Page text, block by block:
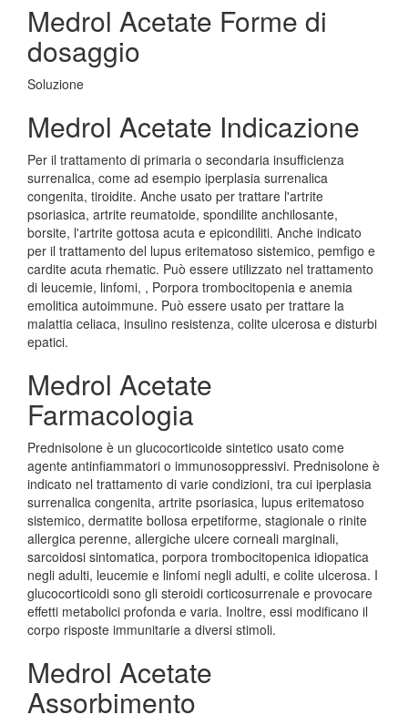
Medrol Acetate Forme di
dosaggio
Soluzione
Medrol Acetate Indicazione
Per il trattamento di primaria o secondaria insufficienza
surrenalica, come ad esempio iperplasia surrenalica
congenita, tiroidite. Anche usato per trattare l'artrite
psoriasica, artrite reumatoide, spondilite anchilosante,
borsite, l'artrite gottosa acuta e epicondiliti. Anche indicato
per il trattamento del lupus eritematoso sistemico, pemfigo e
cardite acuta rhematic. Può essere utilizzato nel trattamento
di leucemie, linfomi, , Porpora trombocitopenia e anemia
emolitica autoimmune. Può essere usato per trattare la
malattia celiaca, insulino resistenza, colite ulcerosa e disturbi
epatici.
Medrol Acetate
Farmacologia
Prednisolone è un glucocorticoide sintetico usato come
agente antinfiammatori o immunosoppressivi. Prednisolone è
indicato nel trattamento di varie condizioni, tra cui iperplasia
surrenalica congenita, artrite psoriasica, lupus eritematoso
sistemico, dermatite bollosa erpetiforme, stagionale o rinite
allergica perenne, allergiche ulcere corneali marginali,
sarcoidosi sintomatica, porpora trombocitopenica idiopatica
negli adulti, leucemie e linfomi negli adulti, e colite ulcerosa. I
glucocorticoidi sono gli steroidi corticosurrenale e provocare
effetti metabolici profonda e varia. Inoltre, essi modificano il
corpo risposte immunitarie a diversi stimoli.
Medrol Acetate
Assorbimento